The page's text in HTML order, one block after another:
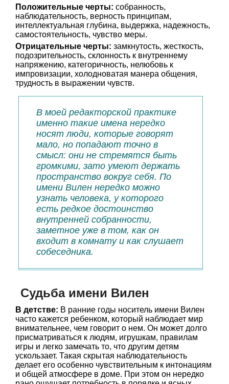
Положительные черты: собранность,
наблюдательность, верность принципам,
интеллектуальная глубина, выдержка, надежность,
самостоятельность, чувство меры.
Отрицательные черты: замкнутость, жесткость,
подозрительность, склонность к внутреннему
напряжению, категоричность, нелюбовь к
импровизации, холодноватая манера общения,
трудность в выражении чувств.
В моей редакторской практике
именно такие имена нередко
носят люди, которые говорят
мало, но попадают точно в
смысл: они не стремятся быть
громкими, зато умеют держать
пространство вокруг себя. По
имени Вилен нередко можно
узнать человека, у которого
есть редкое достоинство
внутренней собранности,
заметное уже в том, как он
входит в комнату и как слушает
собеседника.
Судьба имени Вилен
В детстве: В ранние годы носитель имени Вилен
часто кажется ребенком, который наблюдает мир
внимательнее, чем говорит о нем. Он может долго
присматриваться к людям, игрушкам, правилам
игры и легко замечать то, что другим детям
ускользает. Такая скрытая наблюдательность
делает его особенно чувствительным к интонациям
и общей атмосфере в доме. При этом он нередко